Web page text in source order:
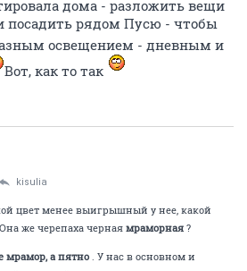
дома - разложить вещи
посадить рядом Пусю - чтобы
освещением - дневным и
Вот, как то так
kisulia
цвет менее выигрышный у нее, какой
же черепаха черная мраморная ?
мрамор, а пятно . У нас в основном и